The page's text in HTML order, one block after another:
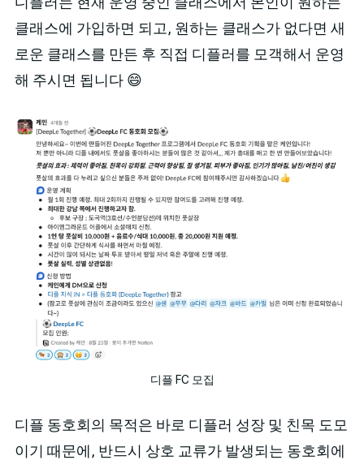
클래스에 가입하면 되고, 원하는 클래스가 없다면 새
로운 클래스를 만든 후 직접 디플러를 모객해서 운영
해 주시면 됩니다 😄
디플 FC 모집
디플 동호회의 목적은 바로 디플러 성장 및 친목 도모
이기 때문에, 반드시 상호 교류가 발생되는 동호회에